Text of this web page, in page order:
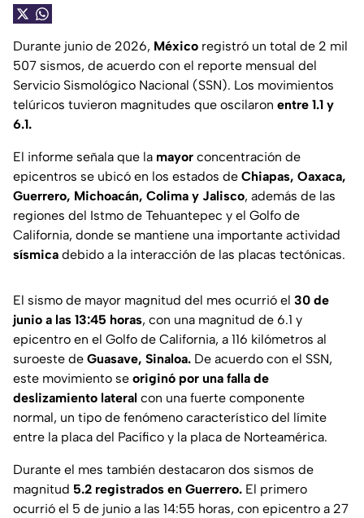
Durante junio de 2026, México registró un total de 2 mil
507 sismos, de acuerdo con el reporte mensual del
Servicio Sismológico Nacional (SSN). Los movimientos
telúricos tuvieron magnitudes que oscilaron entre 1.1 y
6.1.
El informe señala que la mayor concentración de
epicentros se ubicó en los estados de Chiapas, Oaxaca,
Guerrero, Michoacán, Colima y Jalisco, además de las
regiones del Istmo de Tehuantepec y el Golfo de
California, donde se mantiene una importante actividad
sísmica debido a la interacción de las placas tectónicas.
El sismo de mayor magnitud del mes ocurrió el 30 de
junio a las 13:45 horas, con una magnitud de 6.1 y
epicentro en el Golfo de California, a 116 kilómetros al
suroeste de Guasave, Sinaloa. De acuerdo con el SSN,
este movimiento se originó por una falla de
deslizamiento lateral con una fuerte componente
normal, un tipo de fenómeno característico del límite
entre la placa del Pacífico y la placa de Norteamérica.
Durante el mes también destacaron dos sismos de
magnitud 5.2 registrados en Guerrero. El primero
ocurrió el 5 de junio a las 14:55 horas, con epicentro a 27